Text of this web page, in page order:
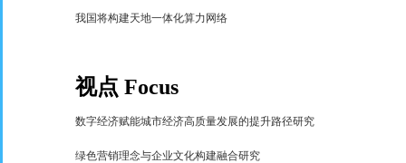
我国将构建天地一体化算力网络
视点Focus
数字经济赋能城市经济高质量发展的提升路径研究
绿色营销理念与企业文化构建融合研究